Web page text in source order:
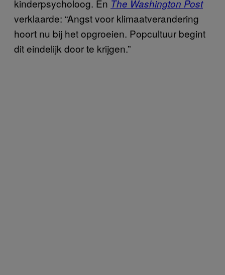
kinderpsycholoog. En The Washington Post
verklaarde: “Angst voor klimaatverandering
hoort nu bij het opgroeien. Popcultuur begint
dit eindelijk door te krijgen.”